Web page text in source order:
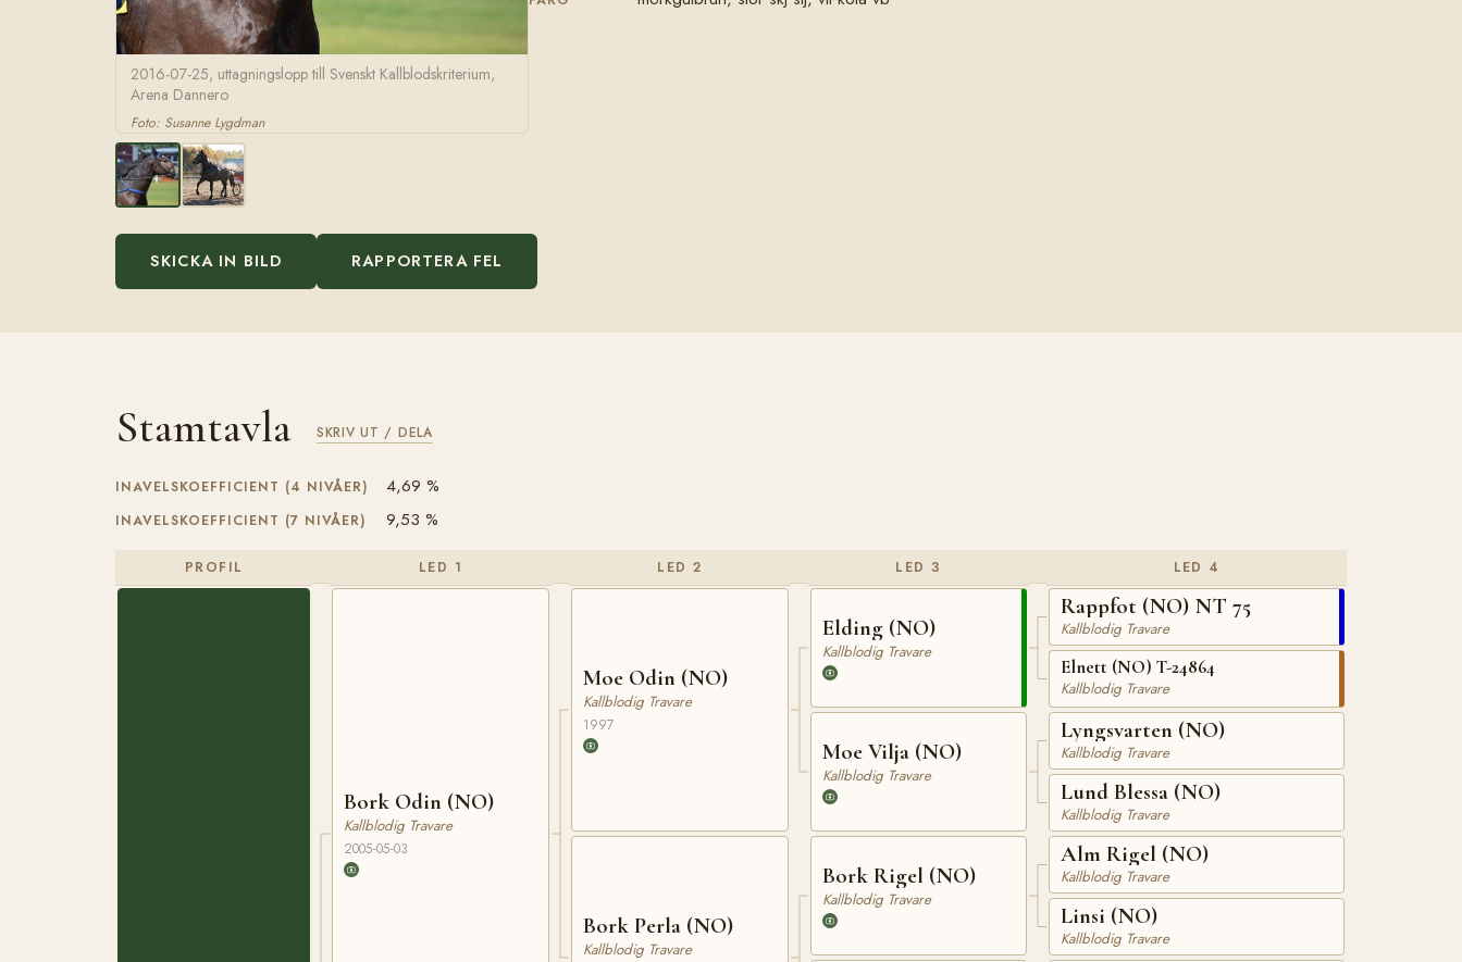
2016-07-25, uttagningslopp till Svenskt Kallblodskriterium,
Arena Dannero
Foto: Susanne Lygdman
SKICKA IN BILD RAPPORTERA FEL
Stamtavla SKRIV UT / DELA
INAVELSKOEFFICIENT (4 NIVÅER) 4,69 %
INAVELSKOEFFICIENT (7 NIVÅER) 9,53 %
PROFIL LED 1
Bork Odin (NO)
Kallblodig Travare
2005-05-03
LED 2
Moe Odin (NO)
Kallblodig Travare
1997
Bork Perla (NO)
Kallblodig Travare
LED 3
Elding (NO)
Kallblodig Travare
Moe Vilja (NO)
Kallblodig Travare
Bork Rigel (NO)
Kallblodig Travare
LED 4
Rappfot (NO) NT 75
Kallblodig Travare
Elnett (NO) T-24864
Kallblodig Travare
Lyngsvarten (NO)
Kallblodig Travare
Lund Blessa (NO)
Kallblodig Travare
Alm Rigel (NO)
Kallblodig Travare
Linsi (NO)
Kallblodig Travare